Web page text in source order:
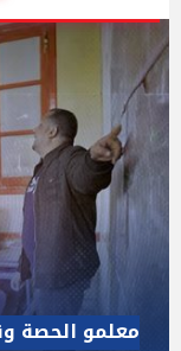
حين يصبح الصدق